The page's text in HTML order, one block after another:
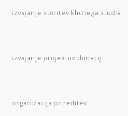
izvajanje storitev klicnega studia
izvajanje projektov donacij
organizacija prireditev